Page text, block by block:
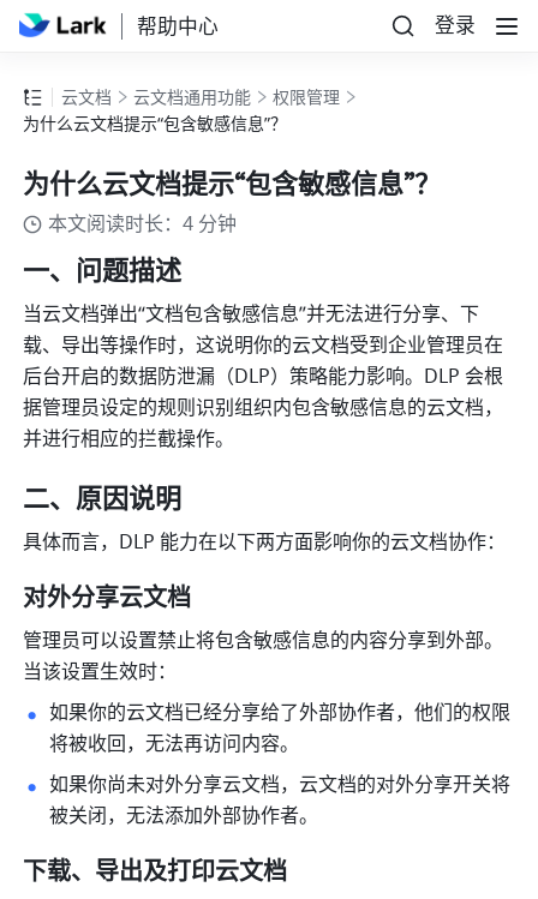
帮助中心 登录
云文档 云文档通用功能
权限管理
为什么云文档提示“包含敏感信息”？
为什么云文档提示“包含敏感信息”？
本文阅读时长：4 分钟
一、问题描述
当云文档弹出“文档包含敏感信息”并无法进行分享、下
载、导出等操作时，这说明你的云文档受到企业管理员在
后台开启的数据防泄漏（DLP）策略能力影响。DLP 会根
据管理员设定的规则识别组织内包含敏感信息的云文档，
并进行相应的拦截操作。
二、原因说明
具体而言，DLP 能力在以下两方面影响你的云文档协作：
对外分享云文档
管理员可以设置禁止将包含敏感信息的内容分享到外部。
当该设置生效时：
如果你的云文档已经分享给了外部协作者，他们的权限
将被收回，无法再访问内容。
如果你尚未对外分享云文档，云文档的对外分享开关将
被关闭，无法添加外部协作者。
下载、导出及打印云文档